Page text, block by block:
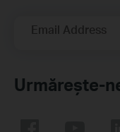
Email Address
Urmărește-